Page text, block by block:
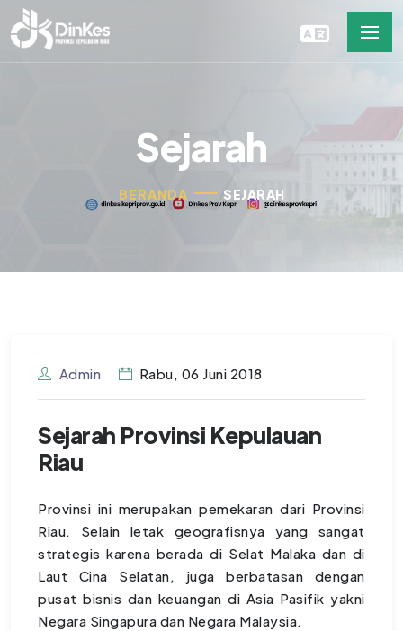
Sejarah
BERANDA SEJARAH
Admin Rabu, 06 Juni 2018
Sejarah Provinsi Kepulauan
Riau
Provinsi ini merupakan pemekaran dari Provinsi
Riau. Selain letak geografisnya yang sangat
strategis karena berada di Selat Malaka dan di
Laut Cina Selatan, juga berbatasan dengan
pusat bisnis dan keuangan di Asia Pasifik yakni
Negara Singapura dan Negara Malaysia.